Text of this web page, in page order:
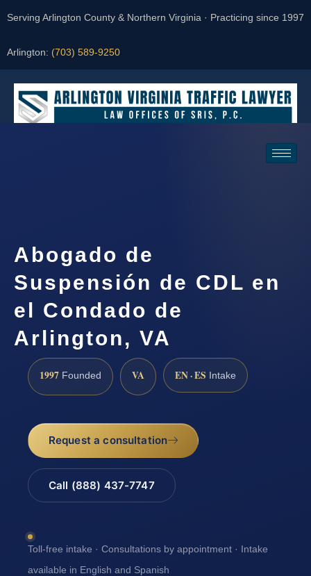
Serving Arlington County & Northern Virginia · Practicing since 1997
Arlington: (703) 589-9250
Abogado de
Suspensión de CDL en
el Condado de
Arlington, VA
1997 Founded VA EN · ES Intake
Request a consultation
Call (888) 437-7747
Toll-free intake · Consultations by appointment · Intake
available in English and Spanish